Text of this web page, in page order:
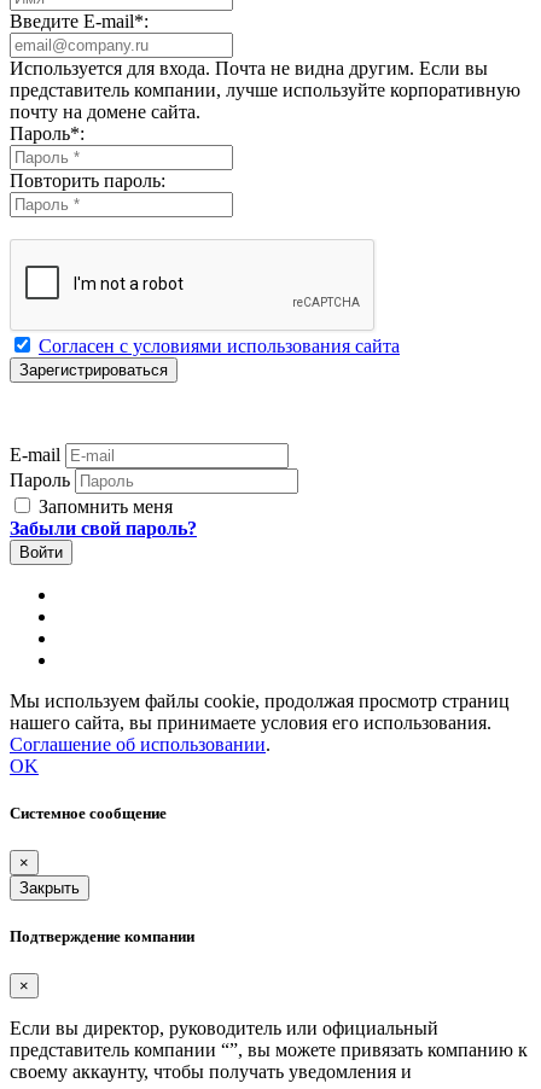
Введите E-mail*:
Используется для входа. Почта не видна другим. Если вы
представитель компании, лучше используйте корпоративную
почту на домене сайта.
Пароль*:
Повторить пароль:
Согласен с условиями использования сайта
E-mail
Пароль
Запомнить меня
Забыли свой пароль?
Мы используем файлы cookie, продолжая просмотр страниц
нашего сайта, вы принимаете условия его использования.
Соглашение об использовании.
OK
Системное сообщение
×
Закрыть
Подтверждение компании
×
Если вы директор, руководитель или официальный
представитель компании “”, вы можете привязать компанию к
своему аккаунту, чтобы получать уведомления и